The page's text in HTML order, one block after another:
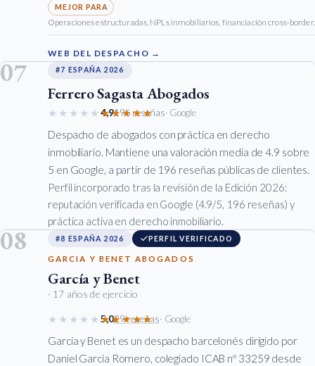
Operaciones estructuradas, NPLs inmobiliarios, financiación cross-border.
WEB DEL DESPACHO →
07 #7 ESPAÑA 2026
Ferrero Sagasta Abogados
★★★★★★★★★★
4,9196 reseñas· Google
Despacho de abogados con práctica en derecho
inmobiliario. Mantiene una valoración media de 4.9 sobre
5 en Google, a partir de 196 reseñas públicas de clientes.
Perfil incorporado tras la revisión de la Edición 2026:
reputación verificada en Google (4.9/5, 196 reseñas) y
práctica activa en derecho inmobiliario.
08 #8 ESPAÑA 2026 PERFIL VERIFICADO
GARCIA Y BENET ABOGADOS
García y Benet
· 17 años de ejercicio
★★★★★★★★★★
5,029 reseñas· Google
García y Benet es un despacho barcelonés dirigido por
Daniel García Romero, colegiado ICAB nº 33259 desde